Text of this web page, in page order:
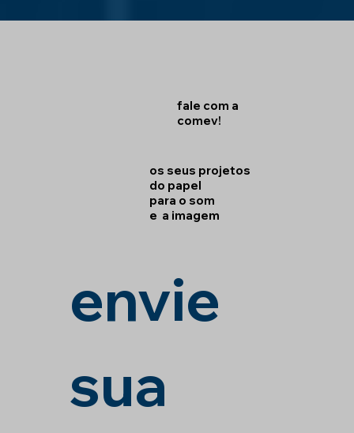
envie
sua
os seus projetos
do papel
para o som
e a imagem
fale com a
comev!